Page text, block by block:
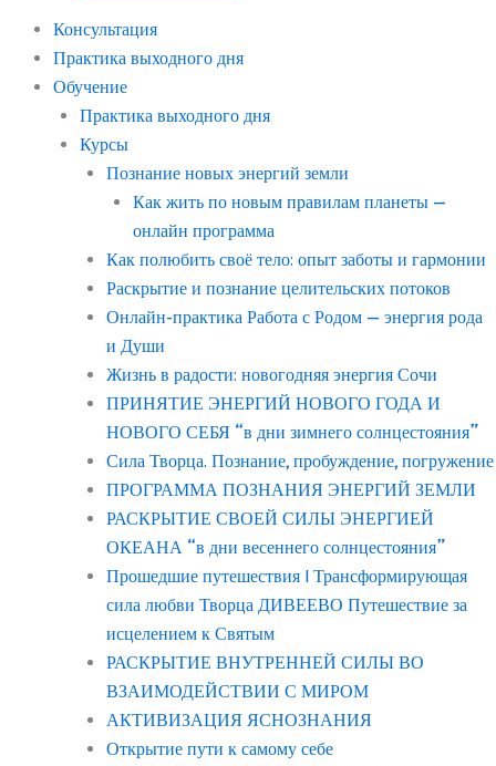
Консультация
Практика выходного дня
Обучение
Практика выходного дня
Курсы
Познание новых энергий земли
Как жить по новым правилам планеты —
онлайн программа
Как полюбить своё тело: опыт заботы и гармонии
Раскрытие и познание целительских потоков
Онлайн-практика Работа с Родом — энергия рода
и Души
Жизнь в радости: новогодняя энергия Сочи
ПРИНЯТИЕ ЭНЕРГИЙ НОВОГО ГОДА И
НОВОГО СЕБЯ “в дни зимнего солнцестояния”
Сила Творца. Познание, пробуждение, погружение
ПРОГРАММА ПОЗНАНИЯ ЭНЕРГИЙ ЗЕМЛИ
РАСКРЫТИЕ СВОЕЙ СИЛЫ ЭНЕРГИЕЙ
ОКЕАНА “в дни весеннего солнцестояния”
Прошедшие путешествия | Трансформирующая
сила любви Творца ДИВЕЕВО Путешествие за
исцелением к Святым
РАСКРЫТИЕ ВНУТРЕННЕЙ СИЛЫ ВО
ВЗАИМОДЕЙСТВИИ С МИРОМ
АКТИВИЗАЦИЯ ЯСНОЗНАНИЯ
Открытие пути к самому себе